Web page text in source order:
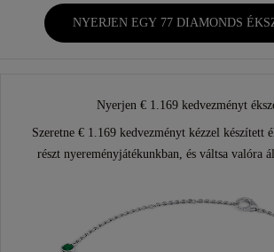
NYERJEN EGY 77 DIAMONDS
Nyerjen € 1.169 kedvezményt
Szeretne € 1.169 kedvezményt kézzel készített
részt nyereményjátékunkban, és váltsa valóra